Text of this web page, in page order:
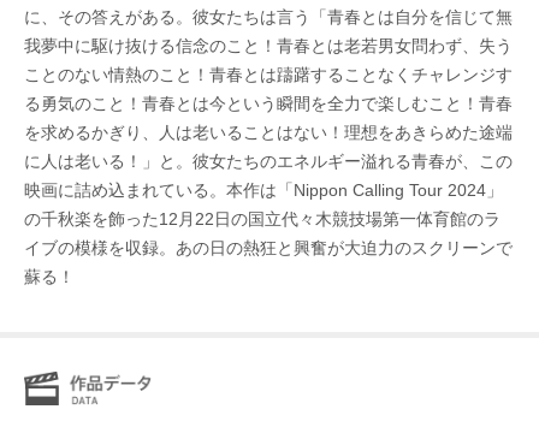
に、その答えがある。彼女たちは言う「青春とは自分を信じて無
我夢中に駆け抜ける信念のこと！青春とは老若男女問わず、失う
ことのない情熱のこと！青春とは躊躇することなくチャレンジす
る勇気のこと！青春とは今という瞬間を全力で楽しむこと！青春
を求めるかぎり、人は老いることはない！理想をあきらめた途端
に人は老いる！」と。彼女たちのエネルギー溢れる青春が、この
映画に詰め込まれている。本作は「Nippon Calling Tour 2024」
の千秋楽を飾った12月22日の国立代々木競技場第一体育館のラ
イブの模様を収録。あの日の熱狂と興奮が大迫力のスクリーンで
蘇る！